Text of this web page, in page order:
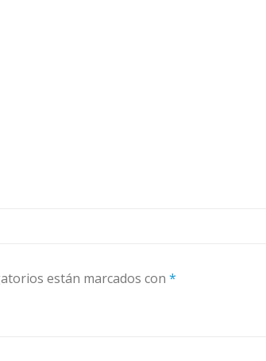
están marcados con *